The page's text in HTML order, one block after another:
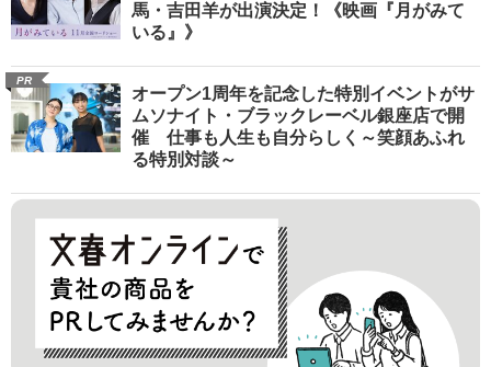
馬・吉田羊が出演決定！《映画『月がみて
いる』》
PR
オープン1周年を記念した特別イベントがサ
ムソナイト・ブラックレーベル銀座店で開
催 仕事も人生も自分らしく～笑顔あふれ
る特別対談～